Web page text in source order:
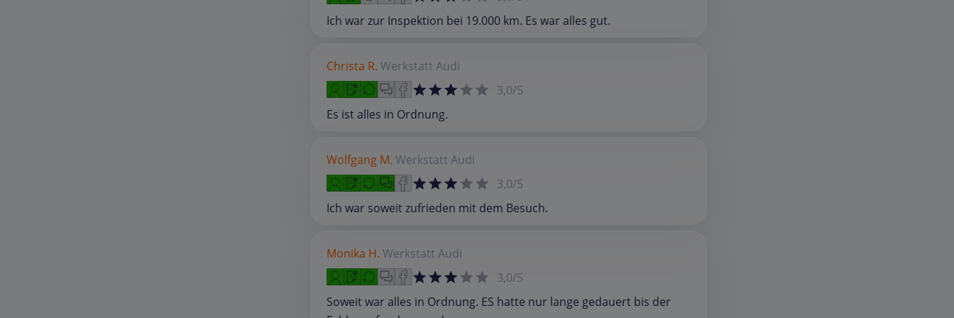
Ich war zur Inspektion bei 19.000 km. Es war alles gut.
Christa R. Werkstatt Audi
3,0/5
Es ist alles in Ordnung.
Wolfgang M. Werkstatt Audi
3,0/5
Ich war soweit zufrieden mit dem Besuch.
Monika H. Werkstatt Audi
3,0/5
Soweit war alles in Ordnung. ES hatte nur lange gedauert bis der